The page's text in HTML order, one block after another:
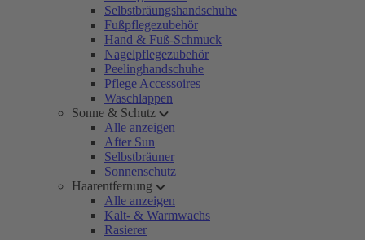
Selbstbräungshandschuhe
Fußpflegezubehör
Hand & Fuß-Schmuck
Nagelpflegezubehör
Peelinghandschuhe
Pflege Accessoires
Waschlappen
Sonne & Schutz
Alle anzeigen
After Sun
Selbstbräuner
Sonnenschutz
Haarentfernung
Alle anzeigen
Kalt- & Warmwachs
Rasierer